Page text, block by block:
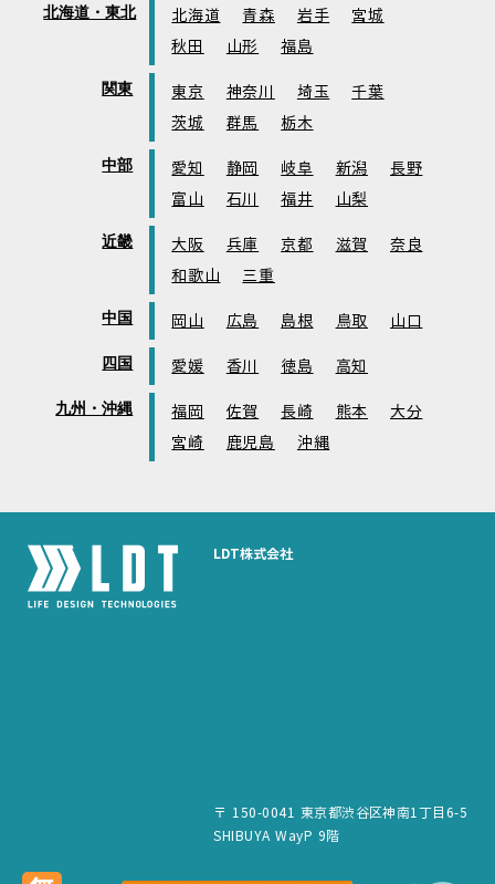
北海道・東北 北海道 青森 岩手
宮城
秋田
山形 福島
関東 東京 神奈川 埼玉
千葉
茨城
群馬 栃木
中部 愛知 静岡 岐阜 新潟
長野
富山
石川 福井 山梨
近畿 大阪 兵庫 京都 滋賀
奈良
和歌山
三重
中国 岡山 広島 島根 鳥取 山口
四国 愛媛 香川 徳島 高知
九州・沖縄 福岡 佐賀 長崎 熊本
大分
宮崎
鹿児島 沖縄
LDT株式会社
〒 150-0041 東京都渋谷区神南1丁目6-5
SHIBUYA WayP 9階